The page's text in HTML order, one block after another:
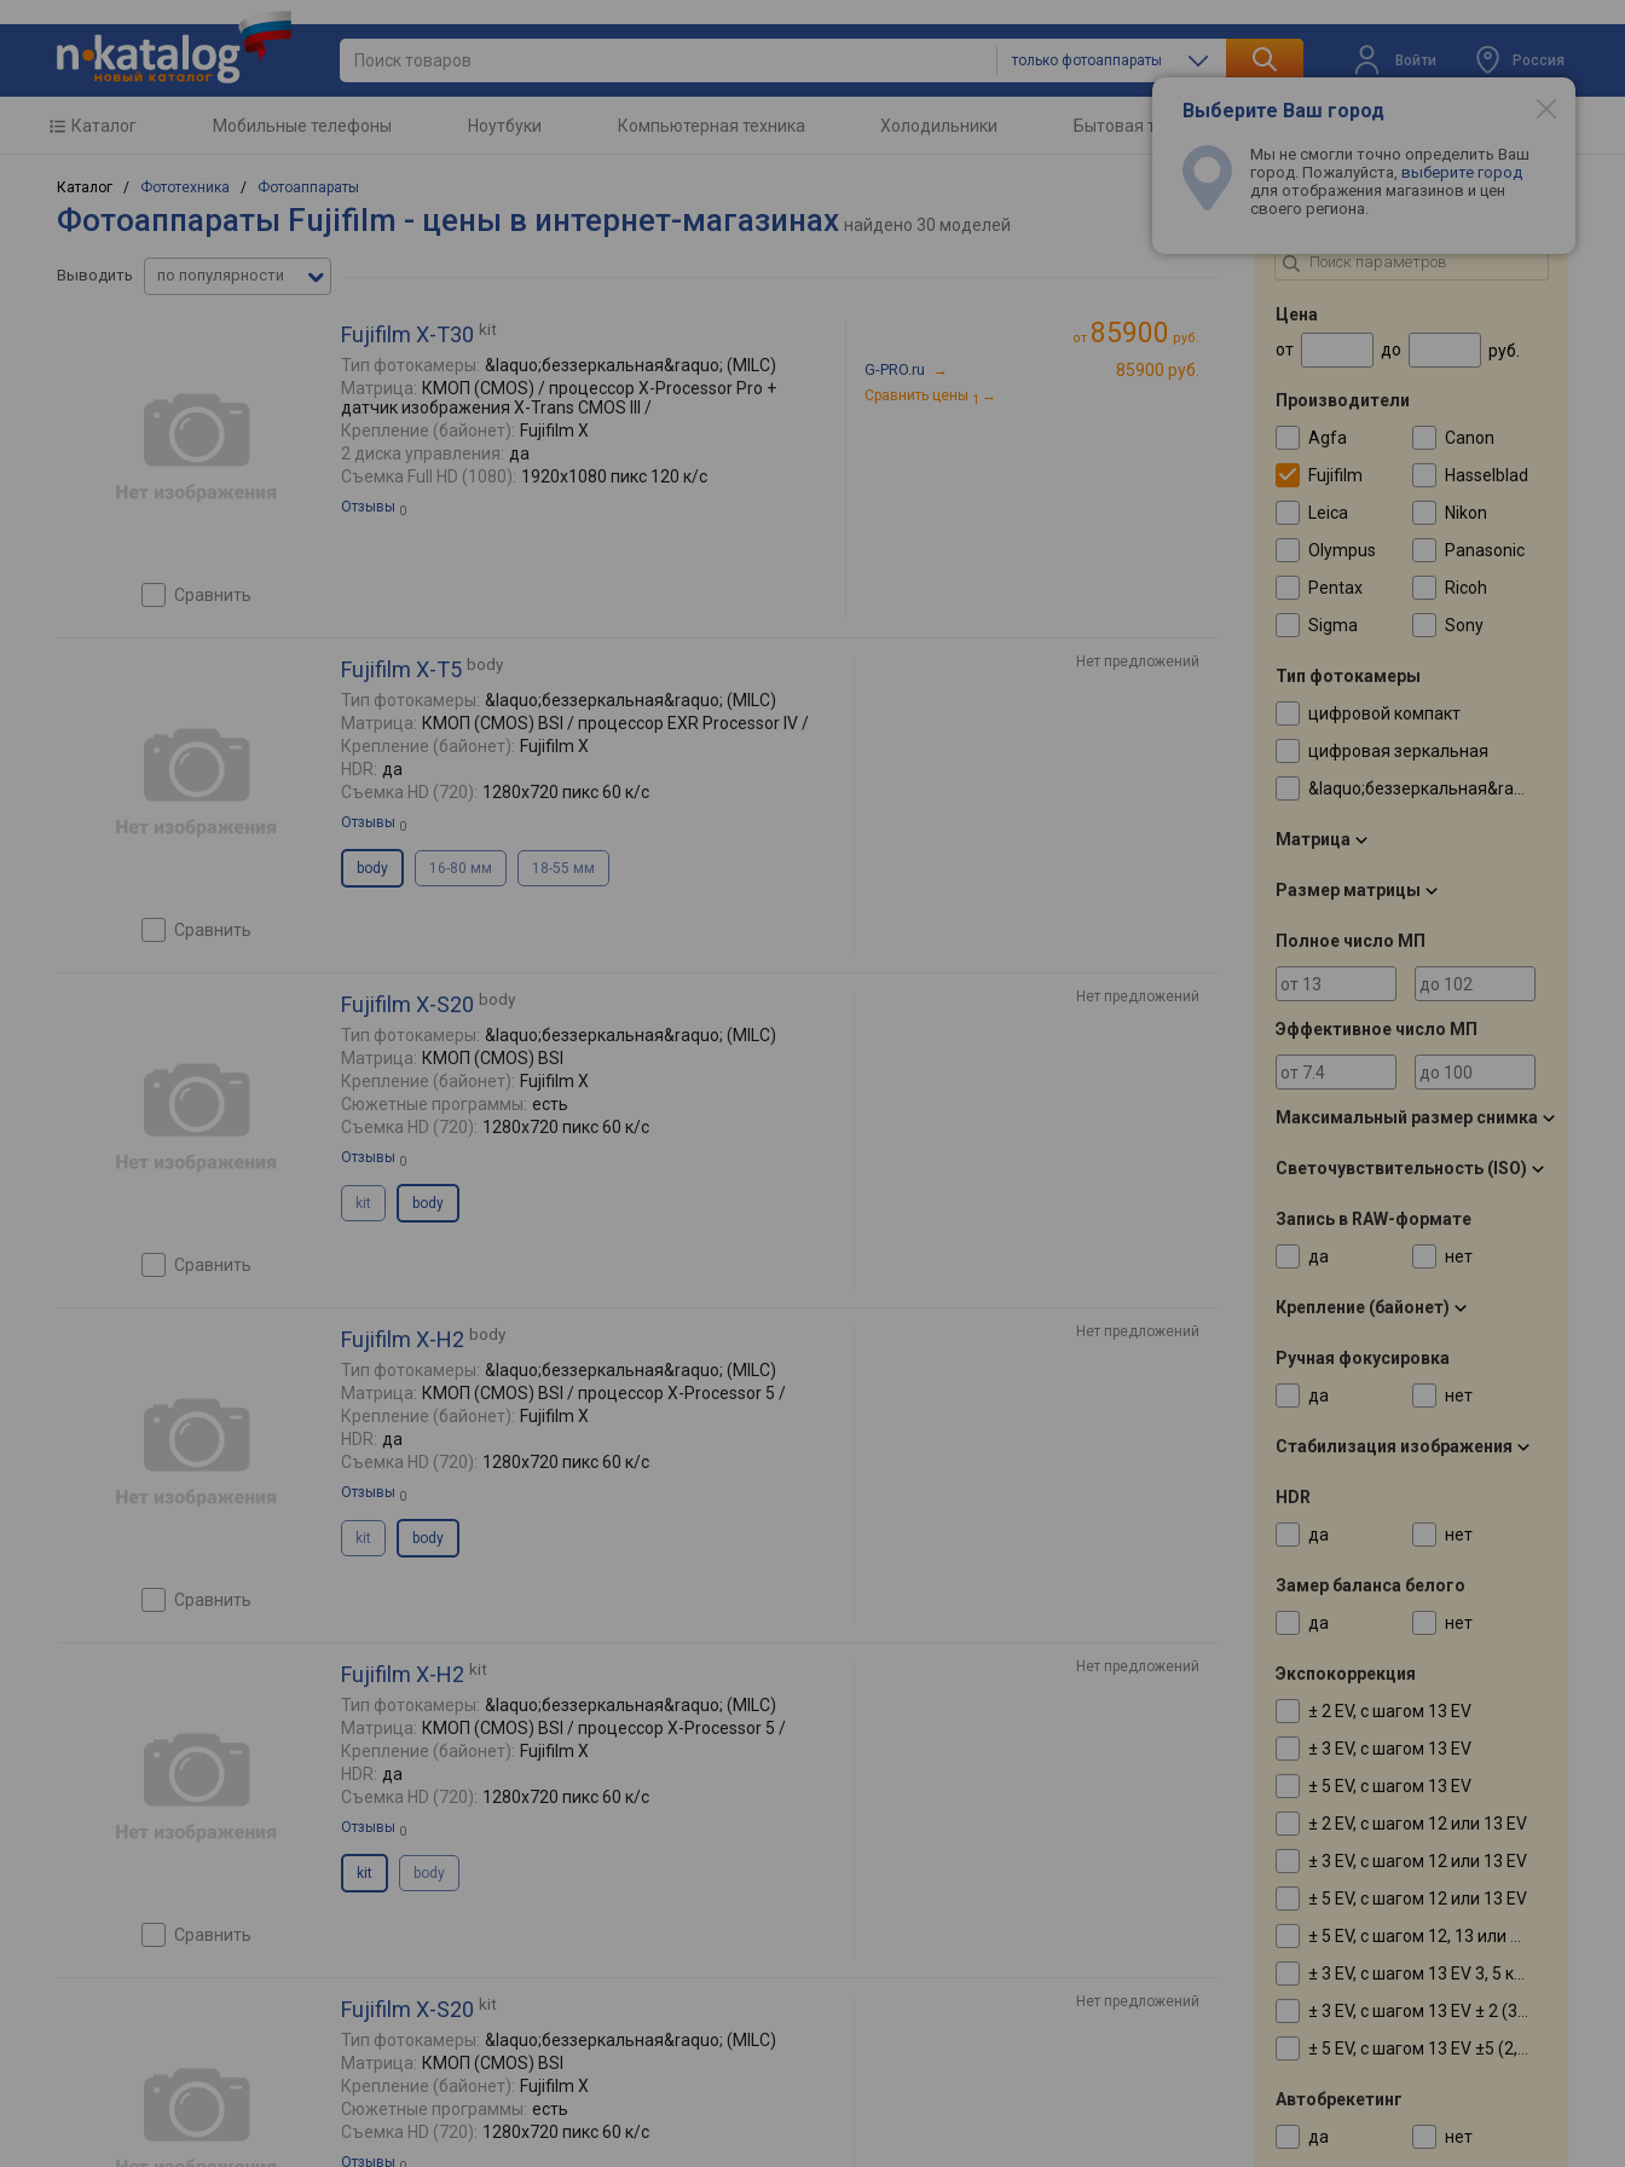
только фотоаппараты Войти Россия
Выберите Ваш город
Мы не смогли точно определить Ваш
город. Пожалуйста, выберите город
для отображения магазинов и цен
своего региона.
Каталог Мобильные телефоны Ноутбуки Компьютерная техника Холодильники Бытовая техника Телевизоры
Каталог / Фототехника / Фотоаппараты
Фотоаппараты Fujifilm - цены в интернет-магазинах найдено 30 моделей
Выводить по популярности
сравнить
Fujifilm X-T30 kit
Тип фотокамеры: &laquo;беззеркальная&raquo; (MILC)
Матрица: КМОП (CMOS) / процессор X-Processor Pro +
датчик изображения X-Trans CMOS III /
Крепление (байонет): Fujifilm X
2 диска управления: да
Съемка Full HD (1080): 1920x1080 пикс 120 к/с
Отзывы 0
от 85900 руб.
G-PRO.ru → 85900 руб.
Сравнить цены 1 →
сравнить
Fujifilm X-T5 body
Тип фотокамеры: &laquo;беззеркальная&raquo; (MILC)
Матрица: КМОП (CMOS) BSI / процессор EXR Processor IV /
Крепление (байонет): Fujifilm X
HDR: да
Съемка HD (720): 1280x720 пикс 60 к/с
Отзывы 0
body 16-80 мм 18-55 мм
Нет предложений
сравнить
Fujifilm X-S20 body
Тип фотокамеры: &laquo;беззеркальная&raquo; (MILC)
Матрица: КМОП (CMOS) BSI
Крепление (байонет): Fujifilm X
Сюжетные программы: есть
Съемка HD (720): 1280x720 пикс 60 к/с
Отзывы 0
kit body
Нет предложений
сравнить
Fujifilm X-H2 body
Тип фотокамеры: &laquo;беззеркальная&raquo; (MILC)
Матрица: КМОП (CMOS) BSI / процессор X-Processor 5 /
Крепление (байонет): Fujifilm X
HDR: да
Съемка HD (720): 1280x720 пикс 60 к/с
Отзывы 0
kit body
Нет предложений
сравнить
Fujifilm X-H2 kit
Тип фотокамеры: &laquo;беззеркальная&raquo; (MILC)
Матрица: КМОП (CMOS) BSI / процессор X-Processor 5 /
Крепление (байонет): Fujifilm X
HDR: да
Съемка HD (720): 1280x720 пикс 60 к/с
Отзывы 0
kit body
Нет предложений
Fujifilm X-S20 kit
Тип фотокамеры: &laquo;беззеркальная&raquo; (MILC)
Матрица: КМОП (CMOS) BSI
Крепление (байонет): Fujifilm X
Сюжетные программы: есть
Съемка HD (720): 1280x720 пикс 60 к/с
Отзывы
Нет предложений
ПОДБОР ПО ПАРАМЕТРАМ
Цена
от
до руб.
Производители
Agfa
Canon
Fujifilm
Hasselblad
Leica
Nikon
Olympus
Panasonic
Pentax
Ricoh
Sigma
Sony
Тип фотокамеры
цифровой компакт
цифровая зеркальная
&laquo;беззеркальная&raquo; (MILC)
Матрица
Размер матрицы
Полное число МП
Эффективное число МП
Максимальный размер снимка
Светочувствительность (ISO)
Запись в RAW-формате
да
нет
Крепление (байонет)
Ручная фокусировка
да
нет
Стабилизация изображения
HDR
да
нет
Замер баланса белого
да
нет
Экспокоррекция
± 2 EV, с шагом 13 EV
± 3 EV, с шагом 13 EV
± 5 EV, с шагом 13 EV
± 2 EV, с шагом 12 или 13 EV
± 3 EV, с шагом 12 или 13 EV
± 5 EV, с шагом 12 или 13 EV
± 5 EV, с шагом 12, 13 или 1 EV
± 3 EV, с шагом 13 EV 3, 5 кадров с шагом 13 EV
± 3 EV, с шагом 13 EV ± 2 (3 кадра с шагом 13 EV)
± 5 EV, с шагом 13 EV ±5 (2, 3, 5, 7 кадров с шагом 17 EV, 13 EV, 1 EV)
Автобрекетинг
да
нет